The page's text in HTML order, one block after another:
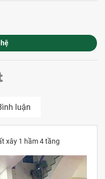
luận
xây 1 hầm 4 tầng